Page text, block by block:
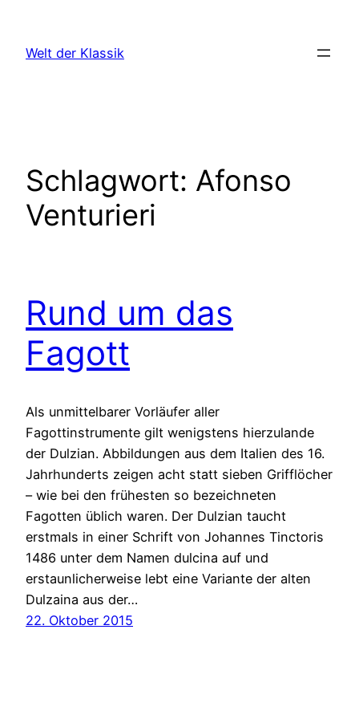
springen
Welt der Klassik
Schlagwort: Afonso
Venturieri
Rund um das
Fagott
Als unmittelbarer Vorläufer aller
Fagottinstrumente gilt wenigstens hierzulande
der Dulzian. Abbildungen aus dem Italien des 16.
Jahrhunderts zeigen acht statt sieben Grifflöcher
– wie bei den frühesten so bezeichneten
Fagotten üblich waren. Der Dulzian taucht
erstmals in einer Schrift von Johannes Tinctoris
1486 unter dem Namen dulcina auf und
erstaunlicherweise lebt eine Variante der alten
Dulzaina aus der…
22. Oktober 2015